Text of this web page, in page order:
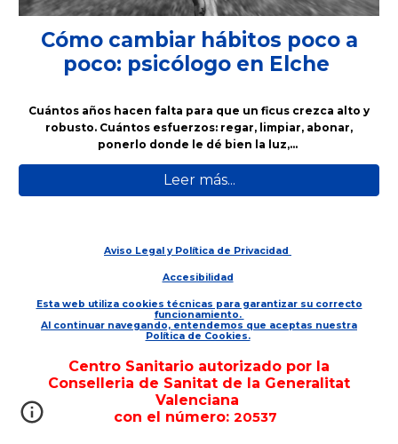
Cómo cambiar hábitos poco a
poco: psicólogo en Elche
Cuántos años hacen falta para que un ficus crezca alto y
robusto. Cuántos esfuerzos: regar, limpiar, abonar,
ponerlo donde le dé bien la luz,…
Leer más...
Aviso Legal y Política de Privacidad
Accesibilidad
Esta web utiliza cookies técnicas para garantizar su correcto
funcionamiento.
Al continuar navegando, entendemos que aceptas nuestra
Política de Cookies.
Centro Sanitario autorizado por la
Conselleria de Sanitat de la Generalitat
Valenciana
con el número: 20537